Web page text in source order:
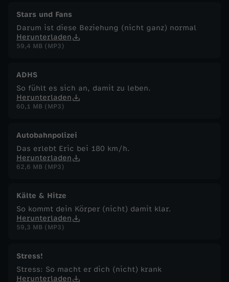
Stars und Fans
Darum ist diese Beziehung (nicht ganz) normal
Herunterladen
59,4 MB (MP3)
ADHS
So fühlt es sich an, damit zu leben.
Herunterladen
60,1 MB (MP3)
Autobahnpolizei
Das erlebt Eric bei 180 km/h.
Herunterladen
62,6 MB (MP3)
Kälte & Hitze
So kommt dein Körper (nicht) damit klar.
Herunterladen
59,3 MB (MP3)
Stress!
Stress: So macht er dich (nicht) krank
Herunterladen